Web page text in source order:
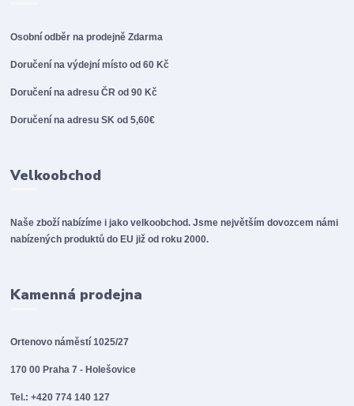
Osobní odběr na prodejněZdarma
Doručení na výdejní místo od 60 Kč
Doručení na adresu ČR od 90 Kč
Doručení na adresu SK od 5,60€
Velkoobchod
Naše zboží nabízíme i jako velkoobchod. Jsme největším dovozcem námi
nabízených produktů do EU již od roku 2000.
Kamenná prodejna
Ortenovo náměstí 1025/27
170 00 Praha 7 - Holešovice
Tel.: +420 774 140 127